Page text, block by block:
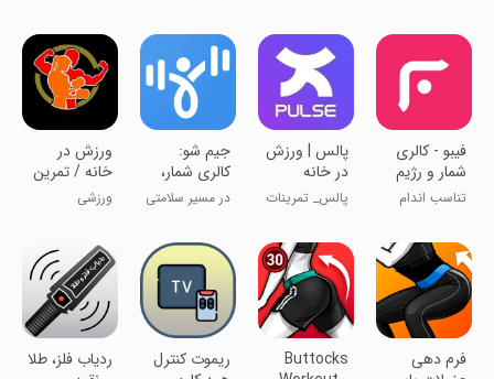
Loss
کاهش وزن
‏فیبو - کالری
شمار و رژیم
غذایی
تناسب اندام
پالس | ورزش
در خانه
پالس_ تمرینات
جیم شو:
کالری شمار،
رژیم، ورزش
در خانه
در مسیر سلامتی
ورزش در
خانه / تمرین
بدنسازی
ورزشی
فرم دهی
Buttocks
ریموت کنترل
ردیاب فلز، طلا